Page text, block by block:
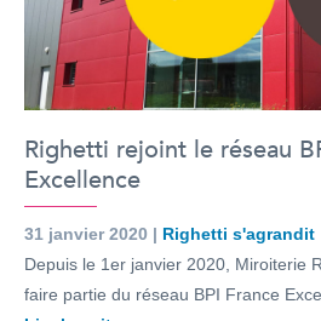
Righetti rejoint le réseau
Excellence
31 janvier 2020 | Righetti s'agrandit
Depuis le 1er janvier 2020, Miroiterie
faire partie du réseau BPI France